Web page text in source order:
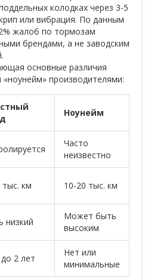
колодках через 3-5
или вибрация. По данным
жалоб по тормозам
брендами, а не заводским
основные различия
производителями:
Ноунейм
Часто
неизвестно
тыс. км 10-20 тыс. км
низкий
Может быть
высоким
2 лет
Нет или
минимальные